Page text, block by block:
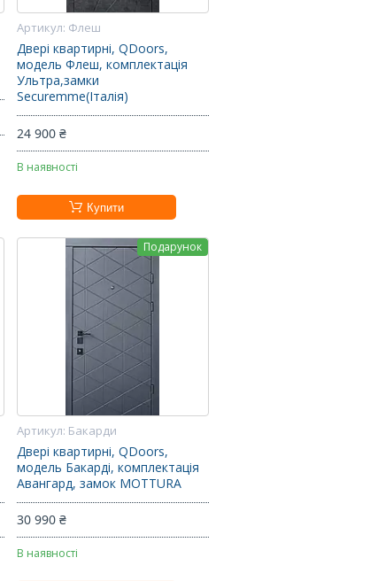
Флеш
Двері квартирні, QDoors,
модель Флеш, комплектація
Ультра,замки
Securemme(Італія)
24 900 ₴
В наявності
Купити
Подарунок
Бакарди
Двері квартирні, QDoors,
модель Бакарді, комплектація
Авангард, замок MOTTURA
30 990 ₴
В наявності